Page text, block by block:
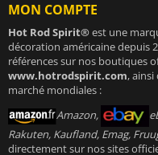
MON COMPTE
Hot Rod Spirit®est une
décoration américaine depuis
références sur nos boutiques
www.hotrodspirit.com,
marché mondiales :
Amazon,
Rakuten, Kaufland, Emag,
directement sur nos sites